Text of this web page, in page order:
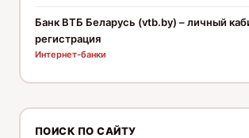
Банк ВТБ Беларусь (vtb.by) – личный
регистрация
Интернет-банки
ПОИСК ПО САЙТУ